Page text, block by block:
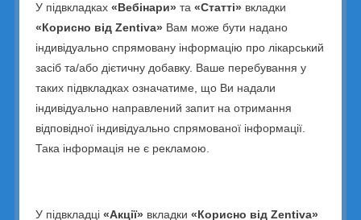
ДІЄНОГЕСТ ЗЕНТІВА
ГОЗЕРЛІН ЗЕНТІВА
Гормонотерапія раку молочної залози –
інгібітори ароматази
АРАЛЕТ
Менопауза
КЛІМОНОРМ
СОЛЕЦИСТ
У підвкладках «Вебінари» та «Статті» вкладки
«Корисно від Zentiva» Вам може бути надано
індивідуально спрямовану інформацію про лікарський
засіб та/або дієтичну добавку. Ваше перебування у
таких підвкладках означатиме, що Ви надали
індивідуально направлений запит на отримання
відповідної індивідуально спрямованої інформації.
Така інформація не є рекламою.
У підвкладці «Акції» вкладки «Корисно від Zentiva»